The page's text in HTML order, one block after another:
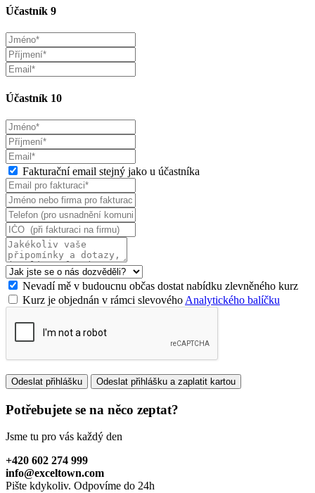
Účastník 9
Účastník 10
Fakturační email stejný jako u účastníka
Nevadí mě v budoucnu občas dostat nabídku zlevněného kurz
Kurz je objednán v rámci slevového Analytického balíčku
Potřebujete se na něco zeptat?
Jsme tu pro vás každý den
+420 602 274 999
info@exceltown.com
Pište kdykoliv. Odpovíme do 24h